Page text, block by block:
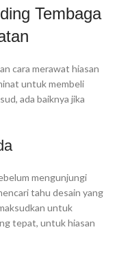
Tembaga
cara merawat hiasan
untuk membeli
ada baiknya jika
mengunjungi
tahu desain yang
untuk
tepat, untuk hiasan